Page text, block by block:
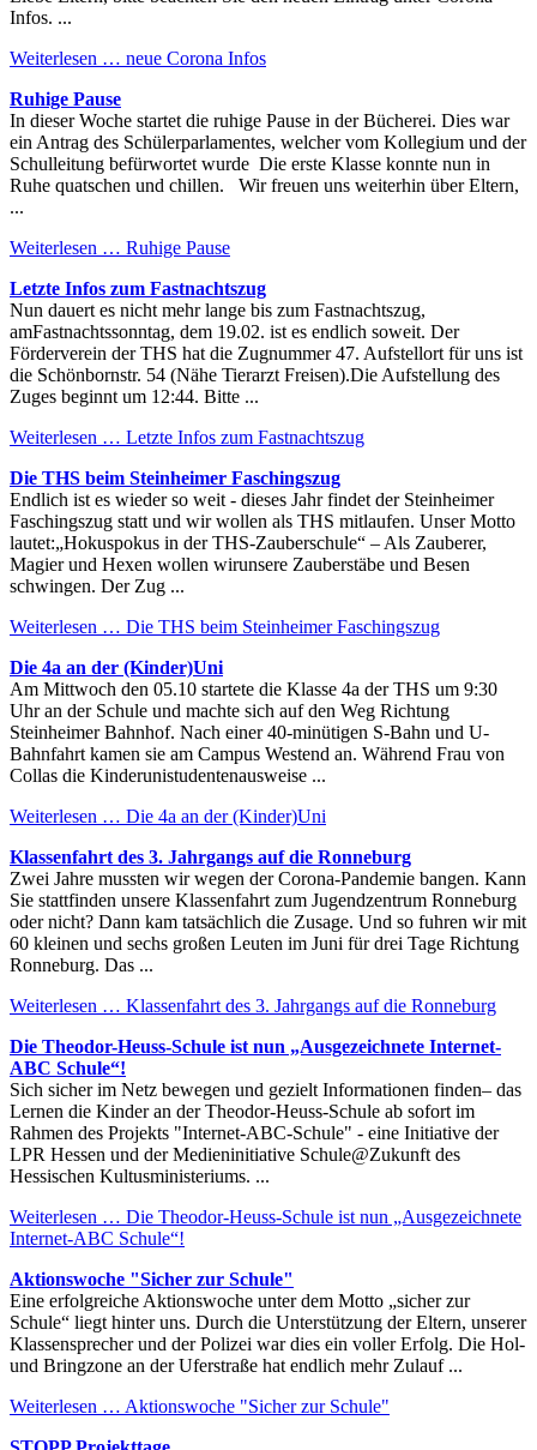
Infos. ...
Weiterlesen … neue Corona Infos
Ruhige Pause
In dieser Woche startet die ruhige Pause in der Bücherei. Dies war
ein Antrag des Schülerparlamentes, welcher vom Kollegium und der
Schulleitung befürwortet wurde Die erste Klasse konnte nun in
Ruhe quatschen und chillen. Wir freuen uns weiterhin über Eltern,
...
Weiterlesen … Ruhige Pause
Letzte Infos zum Fastnachtszug
Nun dauert es nicht mehr lange bis zum Fastnachtszug,
amFastnachtssonntag, dem 19.02. ist es endlich soweit. Der
Förderverein der THS hat die Zugnummer 47. Aufstellort für uns ist
die Schönbornstr. 54 (Nähe Tierarzt Freisen).Die Aufstellung des
Zuges beginnt um 12:44. Bitte ...
Weiterlesen … Letzte Infos zum Fastnachtszug
Die THS beim Steinheimer Faschingszug
Endlich ist es wieder so weit - dieses Jahr findet der Steinheimer
Faschingszug statt und wir wollen als THS mitlaufen. Unser Motto
lautet:„Hokuspokus in der THS-Zauberschule“ – Als Zauberer,
Magier und Hexen wollen wirunsere Zauberstäbe und Besen
schwingen. Der Zug ...
Weiterlesen … Die THS beim Steinheimer Faschingszug
Die 4a an der (Kinder)Uni
Am Mittwoch den 05.10 startete die Klasse 4a der THS um 9:30
Uhr an der Schule und machte sich auf den Weg Richtung
Steinheimer Bahnhof. Nach einer 40-minütigen S-Bahn und U-
Bahnfahrt kamen sie am Campus Westend an. Während Frau von
Collas die Kinderunistudentenausweise ...
Weiterlesen … Die 4a an der (Kinder)Uni
Klassenfahrt des 3. Jahrgangs auf die Ronneburg
Zwei Jahre mussten wir wegen der Corona-Pandemie bangen. Kann
Sie stattfinden unsere Klassenfahrt zum Jugendzentrum Ronneburg
oder nicht? Dann kam tatsächlich die Zusage. Und so fuhren wir mit
60 kleinen und sechs großen Leuten im Juni für drei Tage Richtung
Ronneburg. Das ...
Weiterlesen … Klassenfahrt des 3. Jahrgangs auf die Ronneburg
Die Theodor-Heuss-Schule ist nun „Ausgezeichnete Internet-
ABC Schule“!
Sich sicher im Netz bewegen und gezielt Informationen finden– das
Lernen die Kinder an der Theodor-Heuss-Schule ab sofort im
Rahmen des Projekts "Internet-ABC-Schule" - eine Initiative der
LPR Hessen und der Medieninitiative Schule@Zukunft des
Hessischen Kultusministeriums. ...
Weiterlesen … Die Theodor-Heuss-Schule ist nun „Ausgezeichnete
Internet-ABC Schule“!
Aktionswoche "Sicher zur Schule"
Eine erfolgreiche Aktionswoche unter dem Motto „sicher zur
Schule“ liegt hinter uns. Durch die Unterstützung der Eltern, unserer
Klassensprecher und der Polizei war dies ein voller Erfolg. Die Hol-
und Bringzone an der Uferstraße hat endlich mehr Zulauf ...
Weiterlesen … Aktionswoche "Sicher zur Schule"